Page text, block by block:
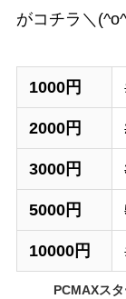
がコチラ＼
1000円
2000円
3000円
5000円
10000円
PCMAXス